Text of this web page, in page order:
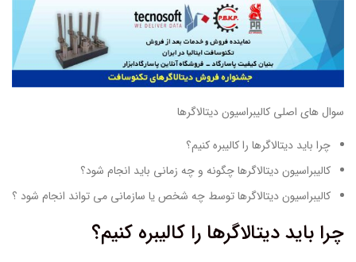
سوال های اصلی کالیبراسیون دیتالاگرها
چرا باید دیتالاگرها را کالیبره کنیم؟
کالیبراسیون دیتالاگرها چگونه و چه زمانی باید انجام شود؟
کالیبراسیون دیتالاگرها توسط چه شخص یا سازمانی می تواند انجام شود ؟
چرا باید دیتالاگرها را کالیبره کنیم؟